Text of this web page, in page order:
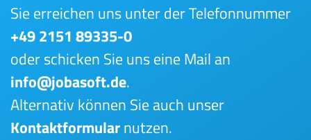
Sie erreichen uns unter der Telefonnummer
+49 2151 89335-0
oder schicken Sie uns eine Mail an
info@jobasoft.de.
Alternativ können Sie auch unser
Kontaktformularnutzen.